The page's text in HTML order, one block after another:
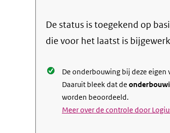
De status is toegekend op
die voor het laatst is
De onderbouwing bij deze
Daaruit bleek dat de
worden beoordeeld.
Meer over de controle door